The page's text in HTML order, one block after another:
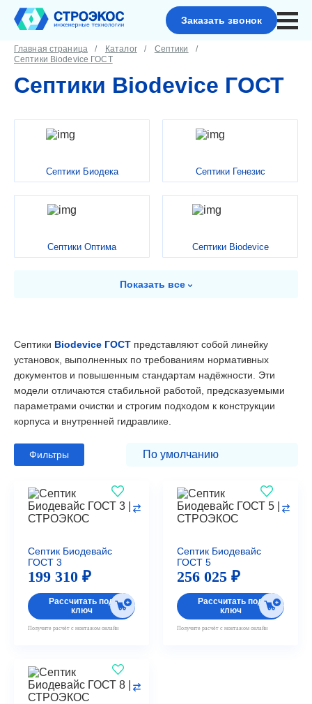
Заказать звонок
Главная страница Каталог
Септики
Септики Biodevice ГОСТ
Септики Biodevice ГОСТ
Септики Биодека Септики Генезис
Септики Оптима Септики Biodevice
Показать все
Септики Biodevice ГОСТ представляют собой линейку
установок, выполненных по требованиям нормативных
документов и повышенным стандартам надёжности. Эти
модели отличаются стабильной работой, предсказуемыми
параметрами очистки и строгим подходом к конструкции
корпуса и внутренней гидравлике.
Фильтры
Септик Биодевайс
ГОСТ 3
199 310 ₽
Рассчитать под
ключ
Получите расчёт с монтажом онлайн
Септик Биодевайс
ГОСТ 5
256 025 ₽
Рассчитать под
ключ
Получите расчёт с монтажом онлайн